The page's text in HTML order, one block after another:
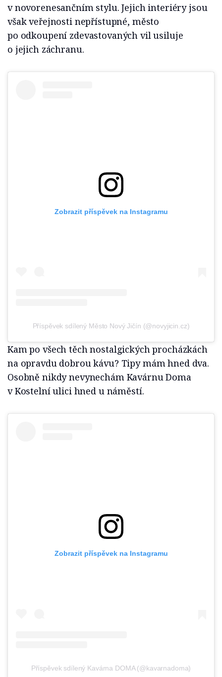
v novorenesančním stylu. Jejich interiéry jsou
však veřejnosti nepřístupné, město
po odkoupení zdevastovaných vil usiluje
o jejich záchranu.
Zobrazit příspěvek na Instagramu
Příspěvek sdílený Město Nový Jičín (@novyjicin.cz)
Kam po všech těch nostalgických procházkách
na opravdu dobrou kávu? Tipy mám hned dva.
Osobně nikdy nevynechám Kavárnu Doma
v Kostelní ulici hned u náměstí.
Zobrazit příspěvek na Instagramu
Příspěvek sdílený Kavárna DOMA (@kavarnadoma)